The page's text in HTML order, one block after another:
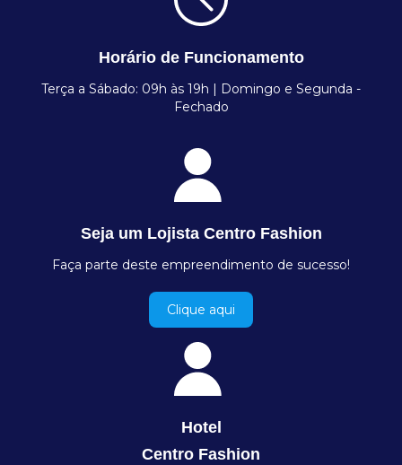
Horário de Funcionamento
Terça a Sábado: 09h às 19h | Domingo e Segunda -
Fechado
Seja um Lojista Centro Fashion
Faça parte deste empreendimento de sucesso!
Clique aqui
Hotel
Centro Fashion